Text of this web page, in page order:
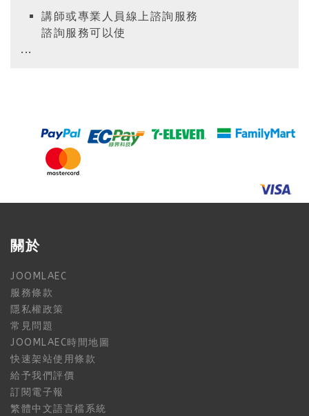
講師或專業人員線上諮詢服務
諮詢服務可以使
...
關於
JOOMLAEC
服務條款
隱私權政策
常見問題
JOOMLAEC時間地圖
快速架站使用條款
給予我們評價
訂閱電子報
繁體中文語言檔系統